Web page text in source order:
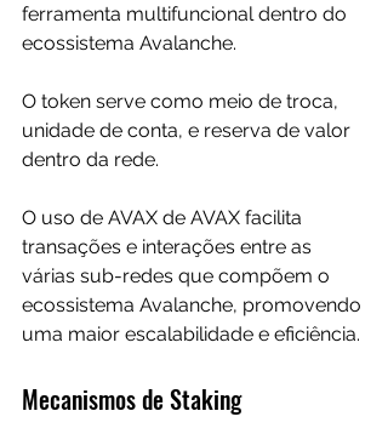
ferramenta multifuncional dentro do
ecossistema Avalanche.
O token serve como meio de troca,
unidade de conta, e reserva de valor
dentro da rede.
O uso de AVAX de AVAX facilita
transações e interações entre as
várias sub-redes que compõem o
ecossistema Avalanche, promovendo
uma maior escalabilidade e eficiência.
Mecanismos de Staking